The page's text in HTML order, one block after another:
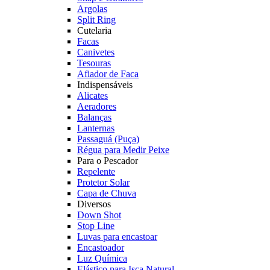
Argolas
Split Ring
Cutelaria
Facas
Canivetes
Tesouras
Afiador de Faca
Indispensáveis
Alicates
Aeradores
Balanças
Lanternas
Passaguá (Puça)
Régua para Medir Peixe
Para o Pescador
Repelente
Protetor Solar
Capa de Chuva
Diversos
Down Shot
Stop Line
Luvas para encastoar
Encastoador
Luz Química